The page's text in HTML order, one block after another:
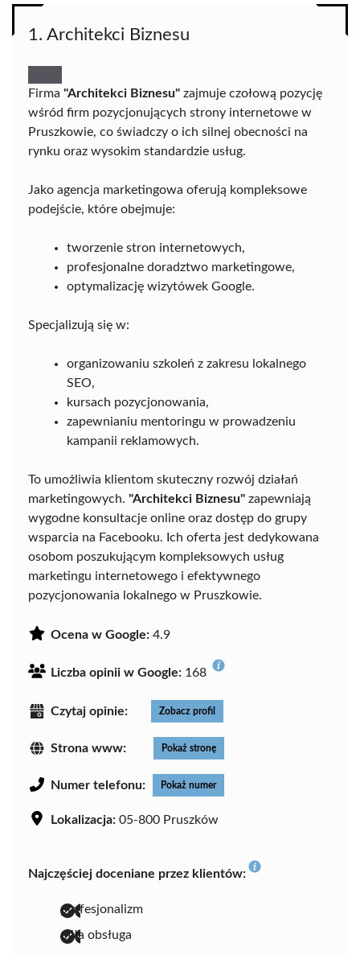
1. Architekci Biznesu
Firma "Architekci Biznesu" zajmuje czołową pozycję
wśród firm pozycjonujących strony internetowe w
Pruszkowie, co świadczy o ich silnej obecności na
rynku oraz wysokim standardzie usług.
Jako agencja marketingowa oferują kompleksowe
podejście, które obejmuje:
tworzenie stron internetowych,
profesjonalne doradztwo marketingowe,
optymalizację wizytówek Google.
Specjalizują się w:
organizowaniu szkoleń z zakresu lokalnego
SEO,
kursach pozycjonowania,
zapewnianiu mentoringu w prowadzeniu
kampanii reklamowych.
To umożliwia klientom skuteczny rozwój działań
marketingowych. "Architekci Biznesu" zapewniają
wygodne konsultacje online oraz dostęp do grupy
wsparcia na Facebooku. Ich oferta jest dedykowana
osobom poszukującym kompleksowych usług
marketingu internetowego i efektywnego
pozycjonowania lokalnego w Pruszkowie.
Ocena w Google: 4.9
Liczba opinii w Google: 168
Czytaj opinie: Zobacz profil
Strona www: Pokaż stronę
Numer telefonu: Pokaż numer
Lokalizacja: 05-800 Pruszków
Najczęściej doceniane przez klientów:
profesjonalizm
miła obsługa